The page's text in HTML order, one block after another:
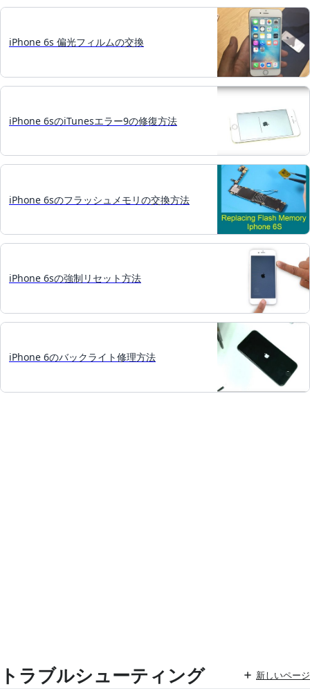
iPhone 6s 偏光フィルムの交換
iPhone 6sのiTunesエラー9の修復方法
iPhone 6sのフラッシュメモリの交換方法
iPhone 6sの強制リセット方法
iPhone 6のバックライト修理方法
トラブルシューティング 新しいページ